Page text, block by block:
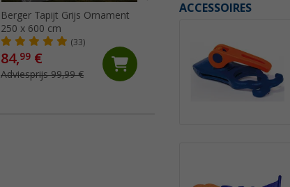
ACCESSOIRES
Berger Tapijt Grijs Ornament
250 x 600 cm
(33)
84,99 €
Adviesprijs 99,99 €
Berger Tapijt GreyNature
(24)
€
Adviesprijs 74,99 €